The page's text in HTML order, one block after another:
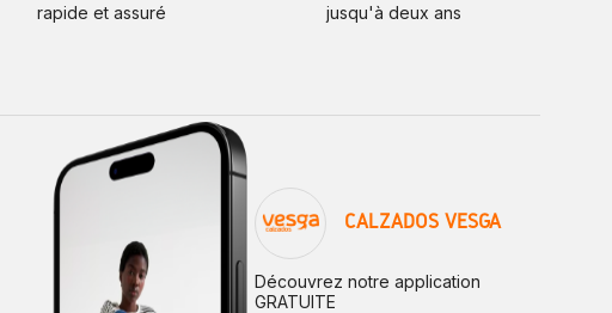
rapide et assuré jusqu'à deux ans
CALZADOS VESGA
Découvrez notre application
GRATUITE